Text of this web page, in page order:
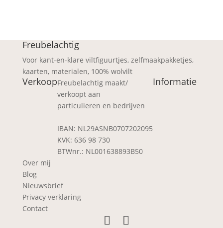
Freubelachtig
Voor kant-en-klare viltfiguurtjes, zelfmaakpakketjes,
kaarten, materialen, 100% wolvilt
VerkoopFreubelachtig maakt/
verkoopt aan
particulieren en bedrijven
IBAN: NL29ASNB0707202095
KVK: 636 98 730
BTWnr.: NL001638893B50
Informatie
Over mij
Blog
Nieuwsbrief
Privacy verklaring
Contact